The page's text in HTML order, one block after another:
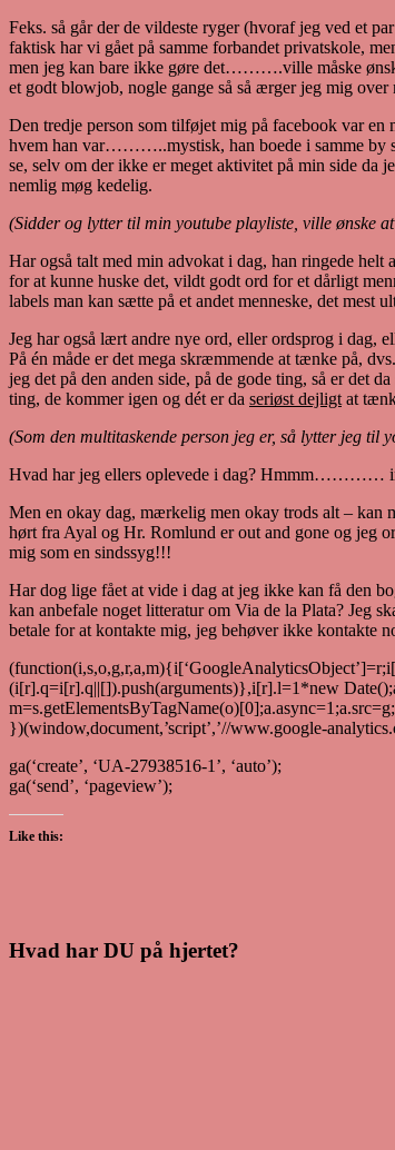
Feks. så går der de vildeste ryger (hvoraf jeg ved et
faktisk har vi gået på samme forbandet privatskole,
men jeg kan bare ikke gøre det……….ville måske
et godt blowjob, nogle gange så så ærger jeg mig
Den tredje person som tilføjet mig på facebook var
hvem han var………..mystisk, han boede i samme by
se, selv om der ikke er meget aktivitet på min side da
nemlig møg kedelig.
(Sidder og lytter til min youtube playliste, ville ønske
Har også talt med min advokat i dag, han ringede
for at kunne huske det, vildt godt ord for et dårligt
labels man kan sætte på et andet menneske, det mest
Jeg har også lært andre nye ord, eller ordsprog i dag,
På én måde er det mega skræmmende at tænke på,
jeg det på den anden side, på de gode ting, så er
ting, de kommer igen og dét er da seriøst dejligt at
(Som den multitaskende person jeg er, så lytter jeg
Hvad har jeg ellers oplevede i dag?
Men en okay dag, mærkelig men okay trods alt – kan
hørt fra Ayal og Hr. Romlund er out and gone og jeg
mig som en sindssyg!!!
Har dog lige fået at vide i dag at jeg ikke kan få den
kan anbefale noget litteratur om Via de la Plata? Jeg
betale for at kontakte mig, jeg behøver ikke
(i[r].q=i[r].q||[]).push(arguments)},i[r].l=1*new
})(window,document,’script’,’//www.google-
ga(‘create’, ‘UA-27938516-1’, ‘auto’);
ga(‘send’, ‘pageview’);
Like this:
Hvad har DU på hjertet?